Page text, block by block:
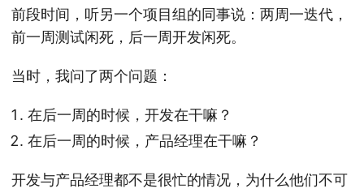
前段时间，听另一个项目组的同事说：两周一迭代，
前一周测试闲死，后一周开发闲死。
当时，我问了两个问题：
在后一周的时候，开发在干嘛？
在后一周的时候，产品经理在干嘛？
开发与产品经理都不是很忙的情况，为什么他们不可